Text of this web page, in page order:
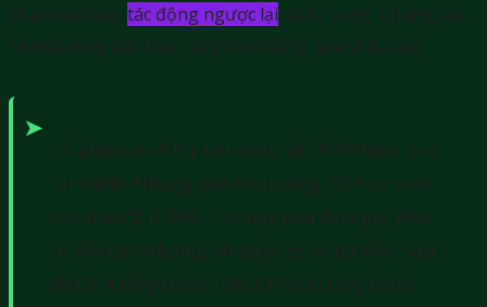
cổ phiếu cũng tác động ngược lại sự kỳ vọng. Chúng tạo
ra một vòng lặp. Hãy cùng hình dung qua ví dụ sau:
Cổ phiếu A và B y hệt nhau về chỉ số hiệu quả
tài chính. Nhưng trên thị trường, CP A có mức
cao hơn CP B 30%. Lúc này nếu định giá, đầu
tư vào CP B đương nhiên sẽ rẻ và tốt hơn. Sau
đó CP A tăng thêm 10%, CP B chỉ tăng thêm